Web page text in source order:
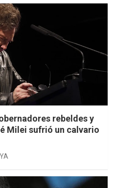
rebeldes y
Milei sufrió un calvario